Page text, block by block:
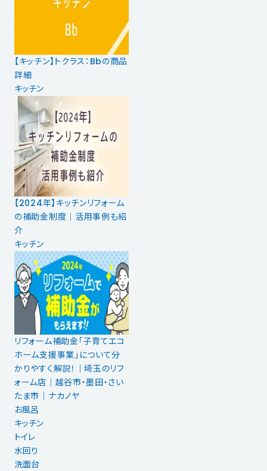
【キッチン】トクラス：Bbの商品
詳細
キッチン
【2024年】キッチンリフォーム
の補助金制度｜活用事例も紹
介
キッチン
リフォーム補助金「子育てエコ
ホーム支援事業」について分
かりやすく解説！｜埼玉のリフ
ォーム店｜越谷市・墨田・さい
たま市｜ナカノヤ
お風呂
キッチン
トイレ
水回り
洗面台